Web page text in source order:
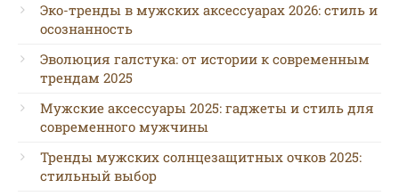
Эко-тренды в мужских аксессуарах 2026: стиль и
осознанность
Эволюция галстука: от истории к современным
трендам 2025
Мужские аксессуары 2025: гаджеты и стиль для
современного мужчины
Тренды мужских солнцезащитных очков 2025:
стильный выбор